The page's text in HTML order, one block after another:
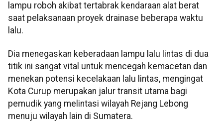
lampu roboh akibat tertabrak kendaraan alat berat
saat pelaksanaan proyek drainase beberapa waktu
lalu.
Dia menegaskan keberadaan lampu lalu lintas di dua
titik ini sangat vital untuk mencegah kemacetan dan
menekan potensi kecelakaan lalu lintas, mengingat
Kota Curup merupakan jalur transit utama bagi
pemudik yang melintasi wilayah Rejang Lebong
menuju wilayah lain di Sumatera.